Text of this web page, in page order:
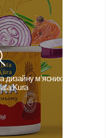
дизайну м’ясних
Kura